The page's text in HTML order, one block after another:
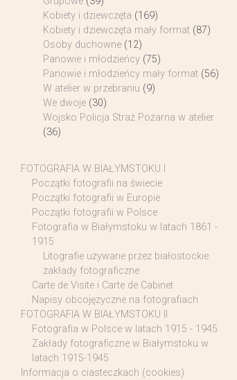
Kobiety i dziewczęta (169)
Kobiety i dziewczęta mały format (87)
Osoby duchowne (12)
Panowie i młodzieńcy (75)
Panowie i młodzieńcy mały format (56)
W atelier w przebraniu (9)
We dwoje (30)
Wojsko Policja Straż Pożarna w atelier
(36)
FOTOGRAFIA W BIAŁYMSTOKU I
Początki fotografii na świecie
Początki fotografii w Europie
Początki fotografii w Polsce
Fotografia w Białymstoku w latach 1861 -
1915
Litografie używane przez białostockie
zakłady fotograficzne
Carte de Visite i Carte de Cabinet
Napisy obcojęzyczne na fotografiach
FOTOGRAFIA W BIAŁYMSTOKU II
Fotografia w Polsce w latach 1915 - 1945
Zakłady fotograficzne w Białymstoku w
latach 1915-1945
Informacja o ciasteczkach (cookies)